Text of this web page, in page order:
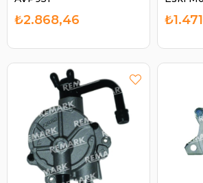
₺2.868,46